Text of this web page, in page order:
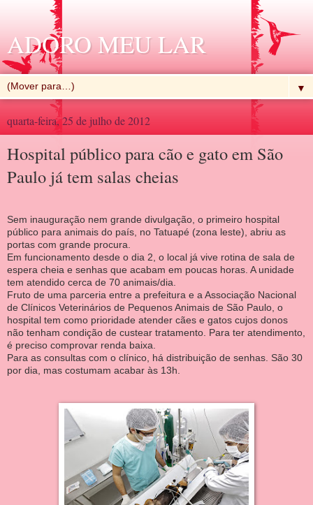
ADORO MEU LAR
▼
quarta-feira, 25 de julho de 2012
Hospital público para cão e gato em São
Paulo já tem salas cheias
Sem inauguração nem grande divulgação, o primeiro hospital
público para animais do país, no Tatuapé (zona leste), abriu as
portas com grande procura.
Em funcionamento desde o dia 2, o local já vive rotina de sala de
espera cheia e senhas que acabam em poucas horas. A unidade
tem atendido cerca de 70 animais/dia.
Fruto de uma parceria entre a prefeitura e a Associação Nacional
de Clínicos Veterinários de Pequenos Animais de São Paulo, o
hospital tem como prioridade atender cães e gatos cujos donos
não tenham condição de custear tratamento. Para ter atendimento,
é preciso comprovar renda baixa.
Para as consultas com o clínico, há distribuição de senhas. São 30
por dia, mas costumam acabar às 13h.